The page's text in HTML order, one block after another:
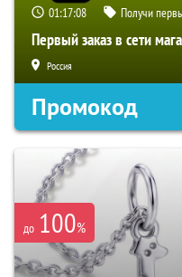
01:17:07 Получи
Первый заказ в сети
Россия
Промокод
до 100%